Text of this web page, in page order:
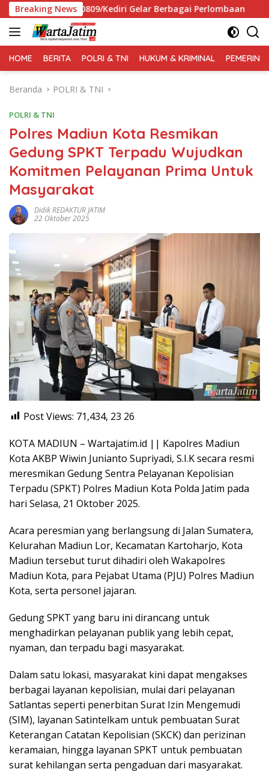
Langsung
ke
konten
Breaking News
0809/Kediri Gelar Berbagai Perlombaan Muktamar
HOME BERITA POLRI & TNI HUKUM & KRIMINAL
Beranda POLRI & TNI
POLRI & TNI
Polres Madiun Kota Resmikan
Gedung SPKT Terpadu Wujudkan
Komitmen Pelayanan Prima Untuk
Masyarakat
Didik REDAKTUR JATIM
22 Oktober 2025
Post Views: 71,434, 23 26
KOTA MADIUN – Wartajatim.id || Kapolres Madiun
Kota AKBP Wiwin Junianto Supriyadi, S.I.K secara resmi
meresmikan Gedung Sentra Pelayanan Kepolisian
Terpadu (SPKT) Polres Madiun Kota Polda Jatim pada
hari Selasa, 21 Oktober 2025.
Acara peresmian yang berlangsung di Jalan Sumatera,
Kelurahan Madiun Lor, Kecamatan Kartoharjo, Kota
Madiun tersebut turut dihadiri oleh Wakapolres
Madiun Kota, para Pejabat Utama (PJU) Polres Madiun
Kota, serta personel jajaran.
Gedung SPKT yang baru ini dirancang untuk
menghadirkan pelayanan publik yang lebih cepat,
nyaman, dan terpadu bagi masyarakat.
Dalam satu lokasi, masyarakat kini dapat mengakses
berbagai layanan kepolisian, mulai dari pelayanan
Satlantas seperti penerbitan Surat Izin Mengemudi
(SIM), layanan Satintelkam untuk pembuatan Surat
Keterangan Catatan Kepolisian (SKCK) dan perizinan
keramaian, hingga layanan SPKT untuk pembuatan
surat kehilangan serta pengaduan dari masyarakat.